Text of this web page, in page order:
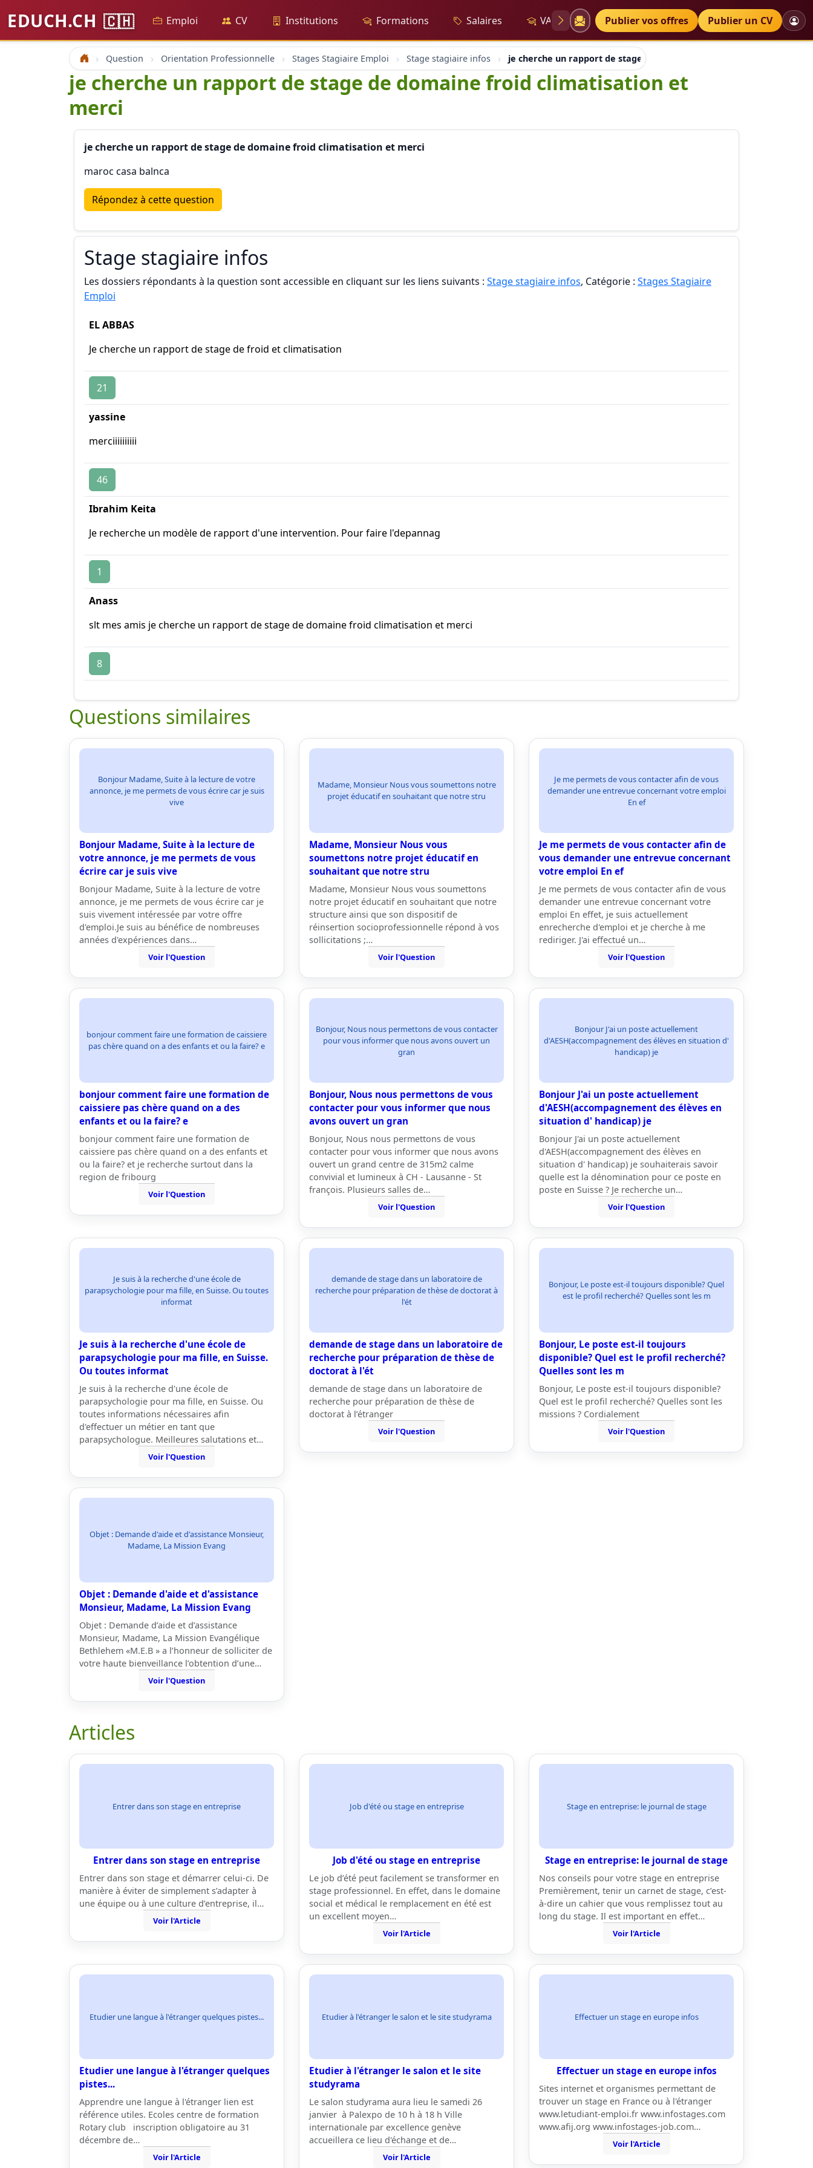
EDUCH.CH 🇨🇭 Emploi CV Institutions Formations Salaires VAE Diplômes Petites annonces
Publier vos offres Publier un CV
Accueil Question Orientation Professionnelle Stages Stagiaire Emploi Stage stagiaire infos je cherche un rapport de stage de domaine froid climatisation et
je cherche un rapport de stage de domaine froid climatisation et
merci
je cherche un rapport de stage de domaine froid climatisation et merci
maroc casa balnca
Répondez à cette question
Stage stagiaire infos
Les dossiers répondants à la question sont accessible en cliquant sur les liens suivants : Stage stagiaire infos, Catégorie : Stages Stagiaire
Emploi
EL ABBAS
Je cherche un rapport de stage de froid et climatisation
21
yassine
merciiiiiiiiii
46
Ibrahim Keita
Je recherche un modèle de rapport d'une intervention. Pour faire l'depannag
1
Anass
slt mes amis je cherche un rapport de stage de domaine froid climatisation et merci
8
Questions similaires
Bonjour Madame, Suite à la lecture de votre
annonce, je me permets de vous écrire car je suis
vive
Bonjour Madame, Suite à la lecture de
votre annonce, je me permets de vous
écrire car je suis vive
Bonjour Madame, Suite à la lecture de votre
annonce, je me permets de vous écrire car je
suis vivement intéressée par votre offre
d'emploi.Je suis au bénéfice de nombreuses
années d'expériences dans…
Voir l'Question
Madame, Monsieur Nous vous soumettons notre
projet éducatif en souhaitant que notre stru
Madame, Monsieur Nous vous
soumettons notre projet éducatif en
souhaitant que notre stru
Madame, Monsieur Nous vous soumettons
notre projet éducatif en souhaitant que notre
structure ainsi que son dispositif de
réinsertion socioprofessionnelle répond à vos
sollicitations ;…
Voir l'Question
Je me permets de vous contacter afin de vous
demander une entrevue concernant votre emploi
En ef
Je me permets de vous contacter afin de
vous demander une entrevue concernant
votre emploi En ef
Je me permets de vous contacter afin de vous
demander une entrevue concernant votre
emploi En effet, je suis actuellement
enrecherche d'emploi et je cherche à me
rediriger. J'ai effectué un…
Voir l'Question
bonjour comment faire une formation de caissiere
pas chère quand on a des enfants et ou la faire? e
bonjour comment faire une formation de
caissiere pas chère quand on a des
enfants et ou la faire? e
bonjour comment faire une formation de
caissiere pas chère quand on a des enfants et
ou la faire? et je recherche surtout dans la
region de fribourg
Voir l'Question
Bonjour, Nous nous permettons de vous contacter
pour vous informer que nous avons ouvert un
gran
Bonjour, Nous nous permettons de vous
contacter pour vous informer que nous
avons ouvert un gran
Bonjour, Nous nous permettons de vous
contacter pour vous informer que nous avons
ouvert un grand centre de 315m2 calme
convivial et lumineux à CH - Lausanne - St
françois. Plusieurs salles de…
Voir l'Question
Bonjour J'ai un poste actuellement
d'AESH(accompagnement des élèves en situation d'
handicap) je
Bonjour J'ai un poste actuellement
d'AESH(accompagnement des élèves en
situation d' handicap) je
Bonjour J'ai un poste actuellement
d'AESH(accompagnement des élèves en
situation d' handicap) je souhaiterais savoir
quelle est la dénomination pour ce poste en
poste en Suisse ? Je recherche un…
Voir l'Question
Je suis à la recherche d'une école de
parapsychologie pour ma fille, en Suisse. Ou toutes
informat
Je suis à la recherche d'une école de
parapsychologie pour ma fille, en Suisse.
Ou toutes informat
Je suis à la recherche d'une école de
parapsychologie pour ma fille, en Suisse. Ou
toutes informations nécessaires afin
d'effectuer un métier en tant que
parapsychologue. Meilleures salutations et…
Voir l'Question
demande de stage dans un laboratoire de
recherche pour préparation de thèse de doctorat à
l'ét
demande de stage dans un laboratoire de
recherche pour préparation de thèse de
doctorat à l'ét
demande de stage dans un laboratoire de
recherche pour préparation de thèse de
doctorat à l’étranger
Voir l'Question
Bonjour, Le poste est-il toujours disponible? Quel
est le profil recherché? Quelles sont les m
Bonjour, Le poste est-il toujours
disponible? Quel est le profil recherché?
Quelles sont les m
Bonjour, Le poste est-il toujours disponible?
Quel est le profil recherché? Quelles sont les
missions ? Cordialement
Voir l'Question
Objet : Demande d'aide et d'assistance Monsieur,
Madame, La Mission Evang
Objet : Demande d'aide et d'assistance
Monsieur, Madame, La Mission Evang
Objet : Demande d’aide et d’assistance
Monsieur, Madame, La Mission Evangélique
Bethlehem «M.E.B » a l’honneur de solliciter de
votre haute bienveillance l’obtention d’une…
Voir l'Question
Articles
Entrer dans son stage en entreprise
Entrer dans son stage en entreprise
Entrer dans son stage et démarrer celui-ci. De
manière à éviter de simplement s’adapter à
une équipe ou à une culture d’entreprise, il…
Voir l'Article
Job d'été ou stage en entreprise
Job d'été ou stage en entreprise
Le job d’été peut facilement se transformer en
stage professionnel. En effet, dans le domaine
social et médical le remplacement en été est
un excellent moyen…
Voir l'Article
Stage en entreprise: le journal de stage
Stage en entreprise: le journal de stage
Nos conseils pour votre stage en entreprise
Premièrement, tenir un carnet de stage, c’est-
à-dire un cahier que vous remplissez tout au
long du stage. Il est important en effet…
Voir l'Article
Etudier une langue à l'étranger quelques pistes...
Etudier une langue à l'étranger quelques
pistes...
Apprendre une langue à l'étranger lien est
référence utiles. Ecoles centre de formation
Rotary club inscription obligatoire au 31
décembre de…
Voir l'Article
Etudier à l'étranger le salon et le site studyrama
Etudier à l'étranger le salon et le site
studyrama
Le salon studyrama aura lieu le samedi 26
janvier à Palexpo de 10 h à 18 h Ville
internationale par excellence genève
accueillera ce lieu d'échange et de…
Voir l'Article
Effectuer un stage en europe infos
Effectuer un stage en europe infos
Sites internet et organismes permettant de
trouver un stage en France ou à l'étranger
www.letudiant-emploi.fr www.infostages.com
www.afij.org www.infostages-job.com…
Voir l'Article